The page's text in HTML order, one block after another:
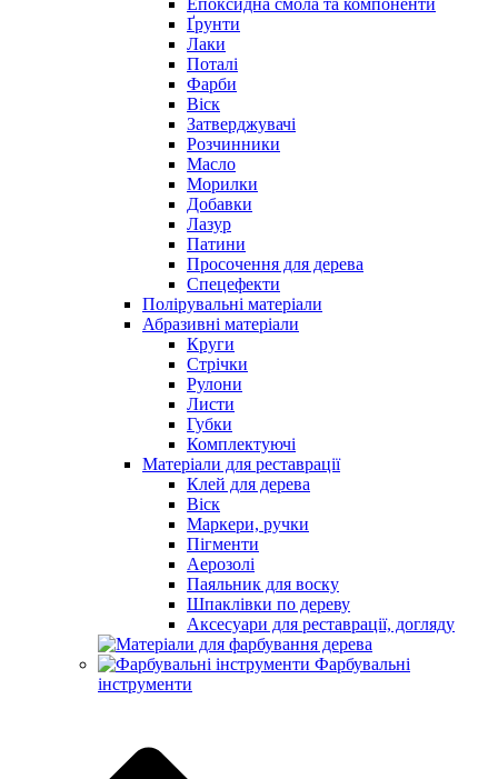
Епоксидна смола та компоненти
Ґрунти
Лаки
Поталі
Фарби
Віск
Затверджувачі
Розчинники
Масло
Морилки
Добавки
Лазур
Патини
Просочення для дерева
Спецефекти
Полірувальні матеріали
Абразивні матеріали
Круги
Стрічки
Рулони
Листи
Губки
Комплектуючі
Матеріали для реставрації
Клей для дерева
Віск
Маркери, ручки
Пігменти
Аерозолі
Паяльник для воску
Шпаклівки по дереву
Аксесуари для реставрації, догляду
Фарбувальні
інструменти